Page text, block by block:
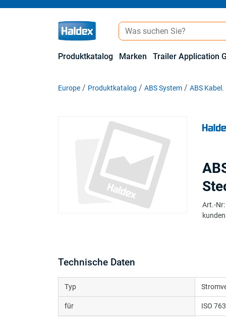
Produktkatalog Marken Trailer Application
Europe Produktkatalog ABS System ABS
Art.-Nr:
Technische Daten
Typ
für ISO